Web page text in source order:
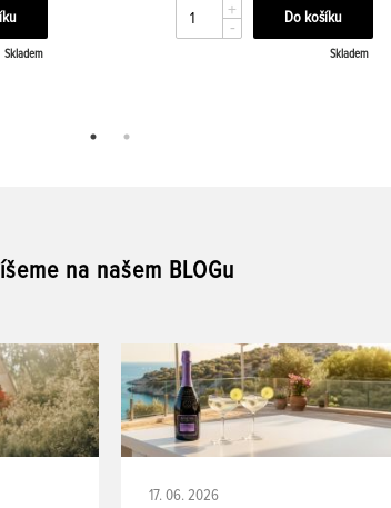
Skladem
+
-
Skladem
na našem BLOGu
17. 06. 2026